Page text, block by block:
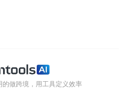
做跨境，用工具定义效率